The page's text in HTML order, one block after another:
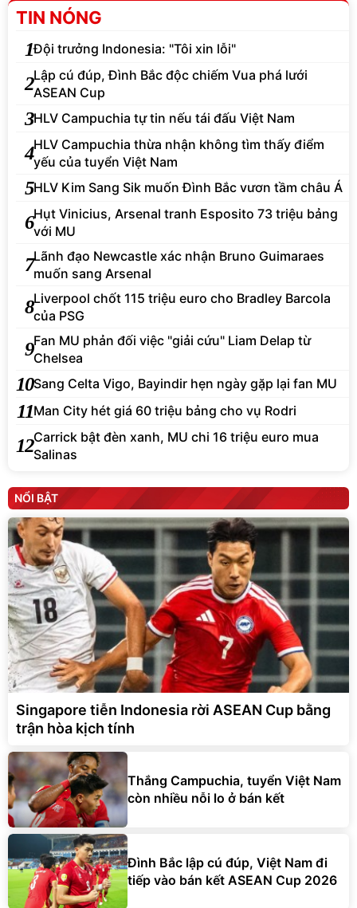
TIN NÓNG
1Đội trưởng Indonesia: "Tôi xin lỗi"
2Lập cú đúp, Đình Bắc độc chiếm Vua phá lưới
ASEAN Cup
3HLV Campuchia tự tin nếu tái đấu Việt Nam
4HLV Campuchia thừa nhận không tìm thấy điểm
yếu của tuyển Việt Nam
5HLV Kim Sang Sik muốn Đình Bắc vươn tầm châu Á
6Hụt Vinicius, Arsenal tranh Esposito 73 triệu bảng
với MU
7Lãnh đạo Newcastle xác nhận Bruno Guimaraes
muốn sang Arsenal
8Liverpool chốt 115 triệu euro cho Bradley Barcola
của PSG
9Fan MU phản đối việc "giải cứu" Liam Delap từ
Chelsea
10Sang Celta Vigo, Bayindir hẹn ngày gặp lại fan MU
11Man City hét giá 60 triệu bảng cho vụ Rodri
12Carrick bật đèn xanh, MU chi 16 triệu euro mua
Salinas
NỔI BẬT
Singapore tiễn Indonesia rời ASEAN Cup bằng
trận hòa kịch tính
Thắng Campuchia, tuyển Việt Nam
còn nhiều nỗi lo ở bán kết
Đình Bắc lập cú đúp, Việt Nam đi
tiếp vào bán kết ASEAN Cup 2026